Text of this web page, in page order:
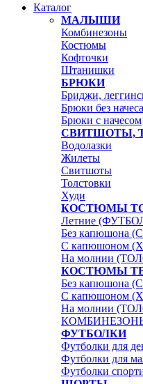
Каталог
МАЛЫШИ
Комбинезоны
Костюмы
Кофточки
Штанишки
БРЮКИ
Бриджи,
Брюки без начеса
Брюки с начесом
СВИТШОТЫ,
Водолазки
Жилеты
Свитшоты
Толстовки
Худи
КОСТЮМЫ
Летние
Без
С капюшоном
На молнии
КОСТЮМЫ
Без
С капюшоном
На молнии
ФУТБОЛКИ
Футболки для
Футболки для
Футболки